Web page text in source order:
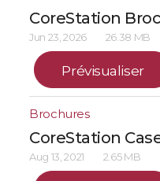
CoreStation
Jun 23, 2026 26.38 MB
Prévisualiser
Brochures
CoreStation
Aug 13, 2021 2.65 MB